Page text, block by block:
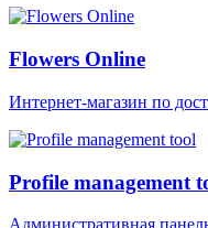
Flowers Online
Интернет-магазин по
Profile management